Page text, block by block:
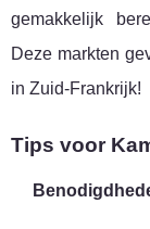
gemakkelijk
Deze markten
in Zuid-Frankrijk!
Tips voor